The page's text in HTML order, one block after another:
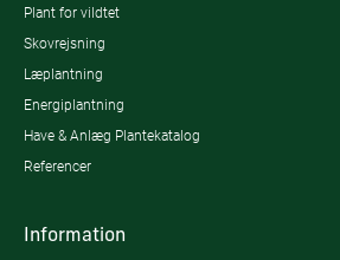
Plant for vildtet
Skovrejsning
Læplantning
Energiplantning
Have & Anlæg Plantekatalog
Referencer
Information